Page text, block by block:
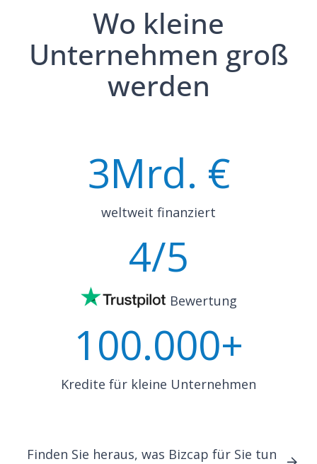
Wo kleine
Unternehmen groß
werden
3Mrd. €
weltweit finanziert
4/5
Bewertung
100.000+
Kredite für kleine Unternehmen
Finden Sie heraus, was Bizcap für Sie tun